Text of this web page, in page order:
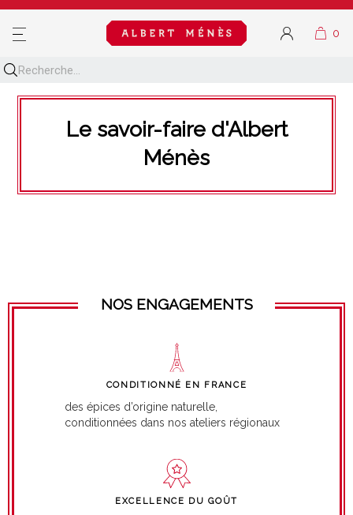
MENU
Le savoir-faire d'Albert
Ménès
NOS ENGAGEMENTS
CONDITIONNÉ EN FRANCE
des épices d’origine naturelle,
conditionnées dans nos ateliers régionaux
EXCELLENCE DU GOÛT